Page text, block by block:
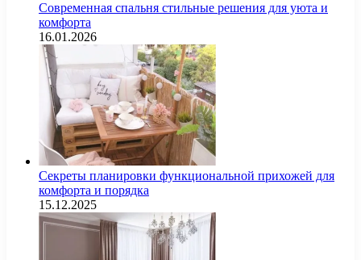
Современная спальня стильные решения для уюта и
комфорта
16.01.2026
Секреты планировки функциональной прихожей для
комфорта и порядка
15.12.2025